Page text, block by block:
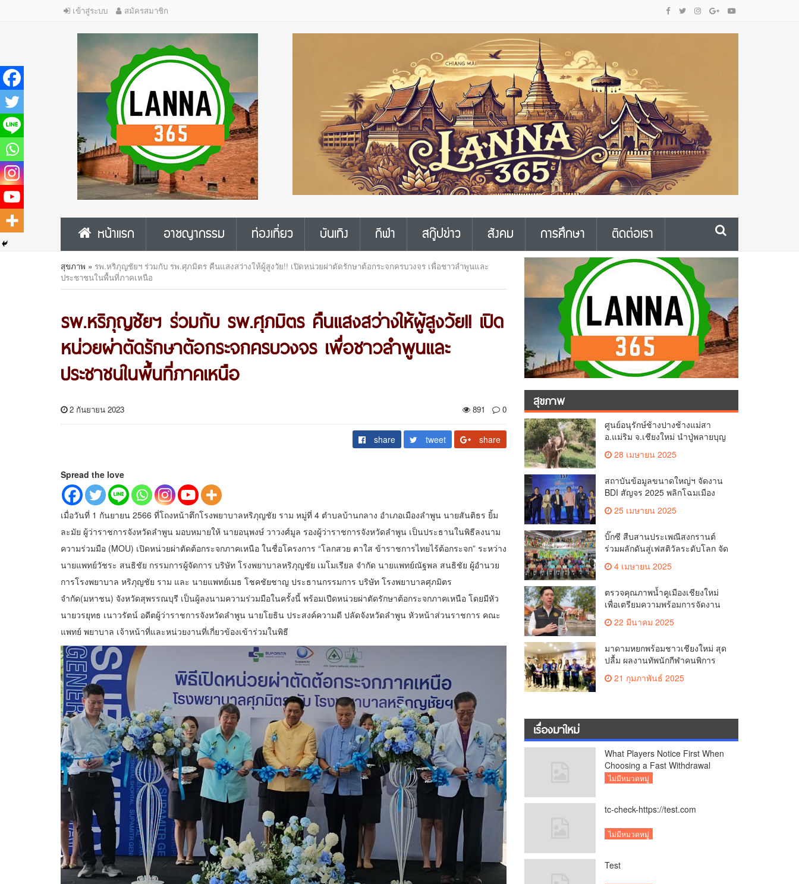
เข้าสู่ระบบ สมัครสมาชิก
หน้าแรก อาชญากรรม ท่องเที่ยว บันเทิง กีฬา สกู๊ปข่าว สังคม การศึกษา ติดต่อเรา
สุขภาพ » รพ.หริภุญชัยฯ ร่วมกับ รพ.ศุภมิตร คืนแสงสว่างให้ผู้สูงวัย!! เปิดหน่วยผ่าตัดรักษาต้อกระจกครบวงจร เพื่อชาวลำพูนและ
ประชาชนในพื้นที่ภาคเหนือ
รพ.หริภุญชัยฯ ร่วมกับ รพ.ศุภมิตร คืนแสงสว่างให้ผู้สูงวัย!! เปิด
หน่วยผ่าตัดรักษาต้อกระจกครบวงจร เพื่อชาวลำพูนและ
ประชาชนในพื้นที่ภาคเหนือ
2 กันยายน 2023 891 0
share tweet share
Spread the love
เมื่อวันที่ 1 กันยายน 2566 ที่โถงหน้าตึกโรงพยาบาลหริภุญชัย ราม หมู่ที่ 4 ตำบลบ้านกลาง อำเภอเมืองลำพูน นายสันติธร ยิ้ม
ละมัย ผู้ว่าราชการจังหวัดลำพูน มอบหมายให้ นายอนุพงษ์ วาวงศ์มูล รองผู้ว่าราชการจังหวัดลำพูน เป็นประธานในพิธีลงนาม
ความร่วมมือ (MOU) เปิดหน่วยผ่าตัดต้อกระจกภาคเหนือ ในชื่อโครงการ “โลกสวย ตาใส ข้าราชการไทยไร้ต้อกระจก” ระหว่าง
นายแพทย์วัชระ สนธิชัย กรรมการผู้จัดการ บริษัท โรงพยาบาลหริภุญชัย เมโมเรียล จำกัด นายแพทย์ณัฐพล สนธิชัย ผู้อำนวย
การโรงพยาบาล หริภุญชัย ราม และ นายแพทย์เมธ โชคชัยชาญ ประธานกรรมการ บริษัท โรงพยาบาลศุภมิตร
จำกัด(มหาชน) จังหวัดสุพรรณบุรี เป็นผู้ลงนามความร่วมมือในครั้งนี้ พร้อมเปีดหน่วยผ่าตัดรักษาต้อกระจกภาคเหนือ โดยมีหัว
นายวรยุทธ เนาวรัตน์ อดีตผู้ว่าราชการจังหวัดลำพูน นายโยธิน ประสงค์ความดี ปลัดจังหวัดลำพูน หัวหน้าส่วนราชการ คณะ
แพทย์ พยาบาล เจ้าหน้าที่และหน่วยงานที่เกี่ยวข้องเข้าร่วมในพิธี
สุขภาพ
ศูนย์อนุรักษ์ช้างปางช้างแม่สา
อ.แม่ริม จ.เชียงใหม่ นำปู่พลายบุญ
เป็ง วัยกว่า 65 ปี เข้าสู่บ้านพักช้าง
ชรา เพื่อพักผ่อนเต็มที่
28 เมษายน 2025
สถาบันข้อมูลขนาดใหญ่ฯ จัดงาน
BDI สัญจร 2025 พลิกโฉมเมือง
ด้วย Big Data & AI ครั้งที่ 2 ที่
จ.เชียงใหม่ ผลักดันการใช้ข้อมูล
เพื่อยกระดับเมือง สังคม และ
คุณภาพชีวิตของชาวเชียงใหม่
25 เมษายน 2025
บิ๊กซี สืบสานประเพณีสงกรานต์
ร่วมผลักดันสู่เฟสติวัลระดับโลก จัด
แคมเปญ “สาดสนุกรับสงกรานต์ที่
บิ๊กซี” อัดโปรฉ่ำ ลดสูงสุด 50%
กระตุ้นการเดินทางนักท่องเที่ยว
ไทย – ต่างชาติ คาดยอดขายโตก
ว่า 2,132 ล้านบาท
4 เมษายน 2025
ตรวจคุณภาพน้ำคูเมืองเชียงใหม่
เพื่อเตรียมความพร้อมการจัดงาน
ประเพณีสงกรานต์ หรือป๋าเวณีปี๋
ใหม่เมืองเจียงใหม่ ประจำปี 2568
22 มีนาคม 2025
มาดามหยกพร้อมชาวเชียงใหม่ สุด
ปลื้ม ผลงานทัพนักกีฬาคนพิการ
เชียงใหม่ คว้าเหรียญ “อัญมณี
เกมส์”ที่จันทบุรีam เชียงใหม่
21 กุมภาพันธ์ 2025
เรื่องมาใหม่
What Players Notice First When
Choosing a Fast Withdrawal
Casino UK
ไม่มีหมวดหมู่
tc-check-https://test.com
ไม่มีหมวดหมู่
Test